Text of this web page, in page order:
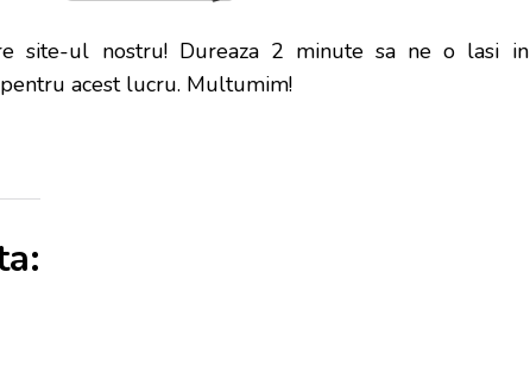
site-ul nostru! Dureaza 2 minute sa ne o lasi in
acest lucru. Multumim!